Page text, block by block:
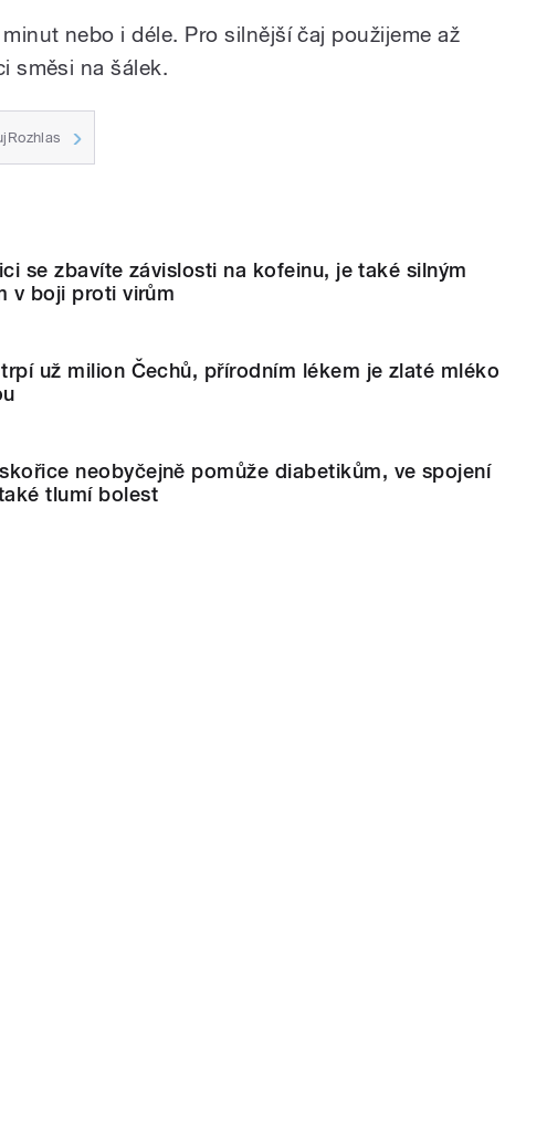
nebo i déle. Pro silnější čaj použijeme až
směsi na šálek.
se zbavíte závislosti na kofeinu, je také silným
v boji proti virům
už milion Čechů, přírodním lékem je zlaté mléko
neobyčejně pomůže diabetikům, ve spojení
tlumí bolest